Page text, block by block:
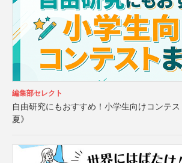
編集部セレクト
自由研究にもおすすめ！小学生向けコンテ
夏》